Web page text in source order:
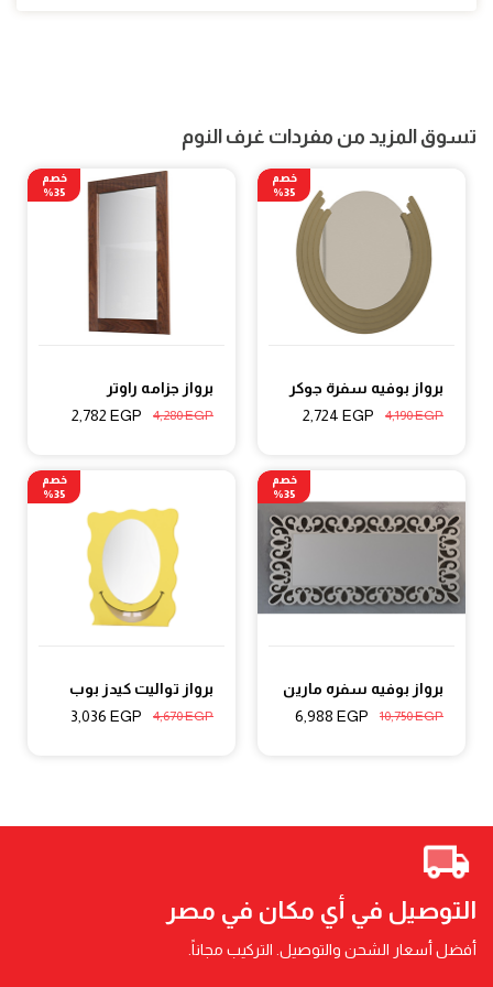
تسوق المزيد من مفردات غرف النوم
برواز بوفيه سفرة جوكر
4,190EGP
2,724 EGP
خصم
35%
برواز جزامه راوتر
4,280EGP
2,782 EGP
خصم
35%
برواز بوفيه سفره مارين
10,750EGP
6,988 EGP
خصم
35%
برواز تواليت كيدز بوب
4,670EGP
3,036 EGP
خصم
35%
التوصيل في أي مكان في مصر
أفضل أسعار الشحن والتوصيل. التركيب مجاناً.